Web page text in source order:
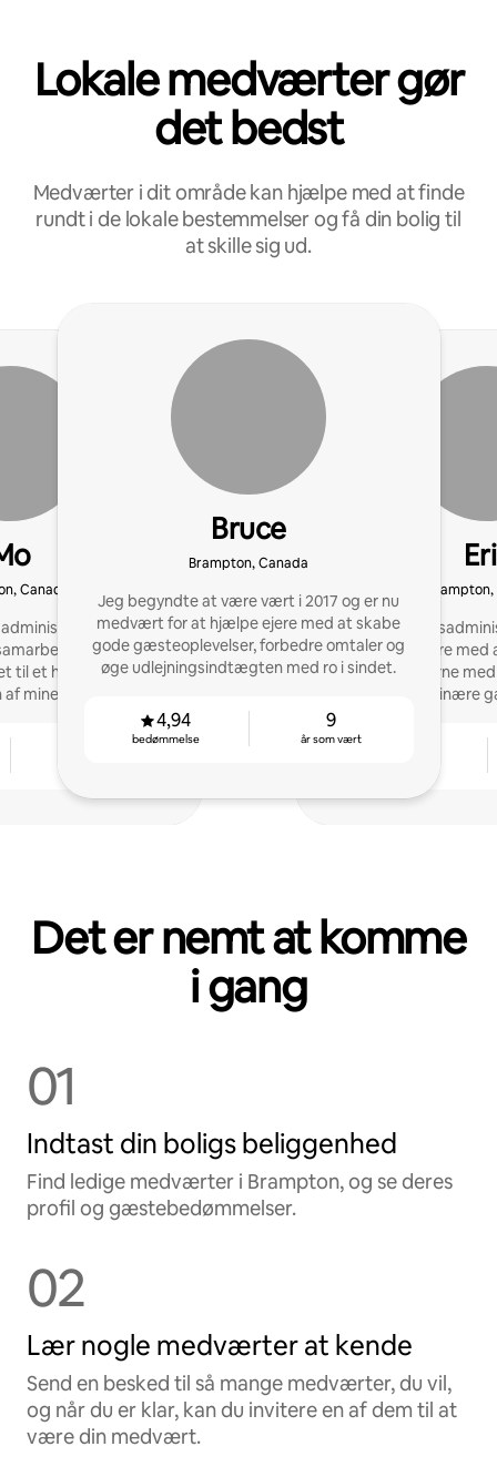
Lokale medværter gør
det bedst
Medværter i dit område kan hjælpe med at finde
rundt i de lokale bestemmelser og få din bolig til
at skille sig ud.
Canada
mine egne
med min
til et halvt dusin. Nu
mine kunders hjem!
Bruce
Brampton, Canada
Jeg begyndte at være vært i 2017 og er nu
medvært for at hjælpe ejere med at skabe
gode gæsteoplevelser, forbedre omtaler og
øge udlejningsindtægten med ro i sindet.
4,94
bedømmelse
9
år som vært
STR-
boligejere med
lejeindtægterne
ekstraordinære
Det er nemt at komme
i gang
01
Indtast din boligs beliggenhed
Find ledige medværter i Brampton, og se deres
profil og gæstebedømmelser.
02
Lær nogle medværter at kende
Send en besked til så mange medværter, du vil,
og når du er klar, kan du invitere en af dem til at
være din medvært.